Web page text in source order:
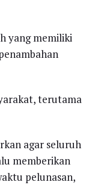
yang memiliki
terutama
agar seluruh
memberikan
pelunasan,